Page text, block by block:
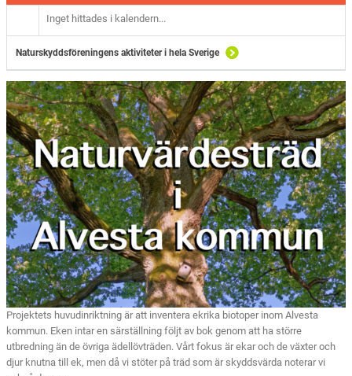
Inget hittades i kalendern...
Naturskyddsföreningens aktiviteter i hela Sverige
Projektets huvudinriktning är att inventera ekrika biotoper inom Alvesta
kommun. Eken intar en särställning följt av bok genom att ha större
utbredning än de övriga ädellövträden. Vårt fokus är ekar och de växter och
djur knutna till ek, men då vi stöter på träd som är skyddsvärda noterar vi